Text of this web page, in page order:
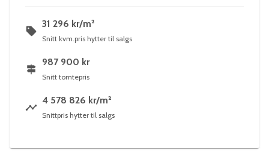
31 296 kr/m²
Snitt kvm.pris hytter til salgs
987 900 kr
Snitt tomtepris
4 578 826 kr/m²
Snittpris hytter til salgs